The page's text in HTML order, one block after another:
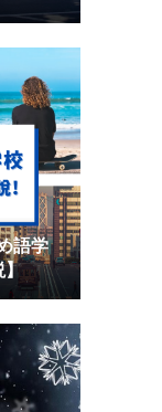
語学
】